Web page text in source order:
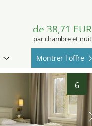
de 38,71 EUR
par chambre et nuit
Montrer l'offre
6